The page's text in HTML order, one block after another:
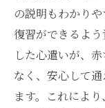
の説明もわかり
復習ができるよ
した心遣いが、
なく、安心して
ます。これによ